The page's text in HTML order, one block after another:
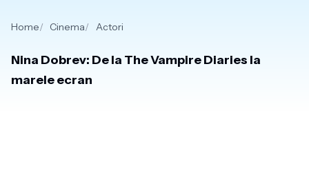
Home Cinema Actori
Nina Dobrev: De la The Vampire Diaries la
marele ecran